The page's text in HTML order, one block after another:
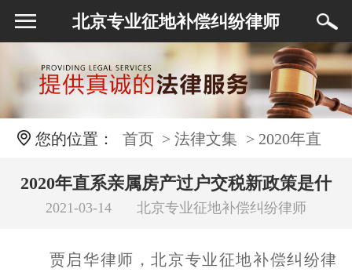
北京专业征地补偿纠纷律师
您的位置： 首页 > 法律文集 > 2020年直
系亲属房产过户交税新政策是什么 二手房正常
2020年直系亲属房产过户交税新政策是什
么 二手房正常过户要交哪些税
2021-03-14 北京专业征地补偿纠纷律师
贾启华律师，北京专业征地补偿纠纷律